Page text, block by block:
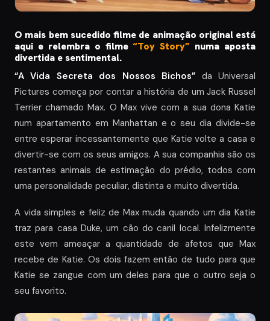
O mais bem sucedido filme de animação original está
aqui e relembra o filme“Toy Story” numa aposta
divertida e sentimental.
“A Vida Secreta dos Nossos Bichos” da Universal
Pictures começa por contar a história de um Jack Russel
Terrier chamado Max. O Max vive com a sua dona Katie
num apartamento em Manhattan e o seu dia divide-se
entre esperar incessantemente que Katie volte a casa e
divertir-se com os seus amigos. A sua companhia são os
restantes animais de estimação do prédio, todos com
uma personalidade peculiar, distinta e muito divertida.
A vida simples e feliz de Max muda quando um dia Katie
traz para casa Duke, um cão do canil local. Infelizmente
este vem ameaçar a quantidade de afetos que Max
recebe de Katie. Os dois fazem então de tudo para que
Katie se zangue com um deles para que o outro seja o
seu favorito.